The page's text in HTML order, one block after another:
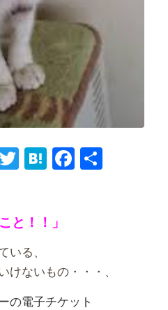
Twitter
Hatena共
と！！」
る、
ないもの・・・、
の電子チケット